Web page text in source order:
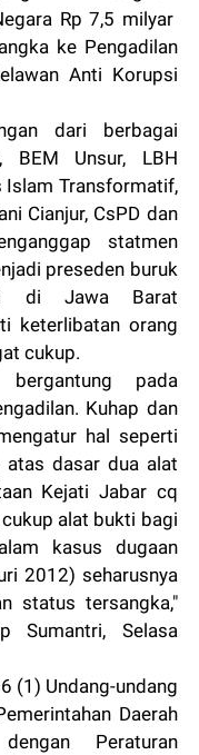
Rp 7,5 milyar
ke Pengadilan
Anti Korupsi
dari berbagai
BEM Unsur, LBH
Islam Transformatif,
Cianjur, CsPD dan
statmen
preseden buruk
di Jawa Barat
keterlibatan orang
cukup.
pada
Kuhap dan
hal seperti
dasar dua alat
Kejati Jabar cq
alat bukti bagi
kasus dugaan
2012) seharusnya
status tersangka,"
Sumantri, Selasa
(1) Undang-undang
Daerah
Peraturan